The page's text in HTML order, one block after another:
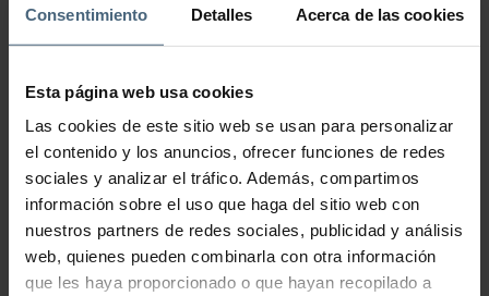
Consentimiento Detalles Acerca de las cookies
Esta página web usa cookies
Las cookies de este sitio web se usan para personalizar
el contenido y los anuncios, ofrecer funciones de redes
sociales y analizar el tráfico. Además, compartimos
información sobre el uso que haga del sitio web con
nuestros partners de redes sociales, publicidad y análisis
web, quienes pueden combinarla con otra información
que les haya proporcionado o que hayan recopilado a
Sábados y festivos de 8:30 a 21:30h, domingos de 8:30
Semestral 249,00€
485,00€
Socio Gym Fin de Semana
48,00€
Socio Gym Mensual
95,00€